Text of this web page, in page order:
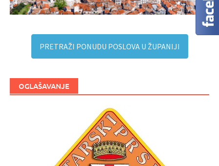
PRETRAŽI PONUDU POSLOVA U ŽUPANIJI
OGLAŠAVANJE